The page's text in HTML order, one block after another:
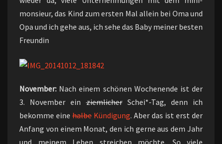
monsieur, das Kind zum ersten Mal allein bei Oma und
Opa und ich gehe aus, ich sehe das Baby meiner besten
Freundin
November: Nach einem schönen Wochenende ist der
3. November einziemlicherSchei*-Tag, denn ich
bekomme eine halbe Kündigung. Aber das ist erst der
Anfang von einem Monat, den ich gerne aus dem Jahr
und meinem Leben streichen möchte. So viele